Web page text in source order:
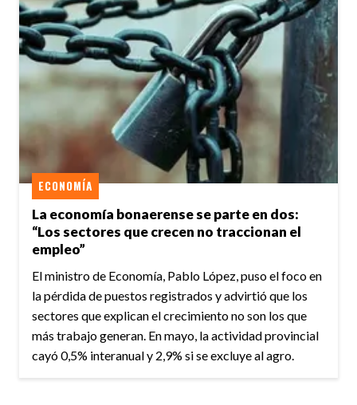
La economía bonaerense se parte en dos:
“Los sectores que crecen no traccionan el
empleo”
ECONOMÍA
El ministro de Economía, Pablo López, puso el foco en
la pérdida de puestos registrados y advirtió que los
sectores que explican el crecimiento no son los que
más trabajo generan. En mayo, la actividad provincial
cayó 0,5% interanual y 2,9% si se excluye al agro.